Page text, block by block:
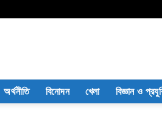
অর্থনীতি বিনোদন খেলা বিজ্ঞান ও